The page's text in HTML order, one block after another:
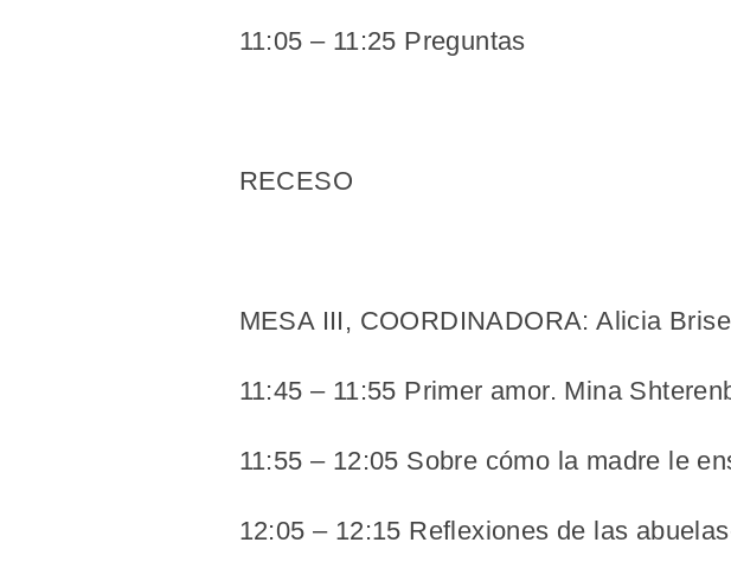
11:05 – 11:25 Preguntas
RECESO
MESA III, COORDINADORA: Alicia
11:45 – 11:55 Primer amor. Mina
11:55 – 12:05 Sobre cómo la madre le
12:05 – 12:15 Reflexiones de las